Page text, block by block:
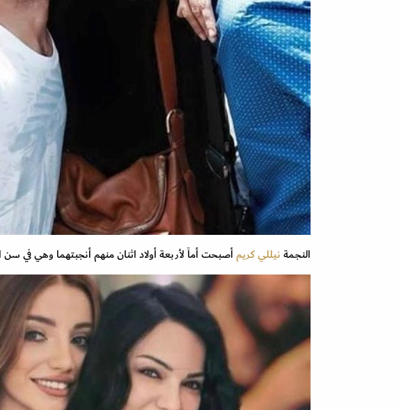
النجمةنيللي كريمأصبحت أماً لأربعة أولاد اثنان منهم أنجبتهما وهي في سن المراهقة، حيث